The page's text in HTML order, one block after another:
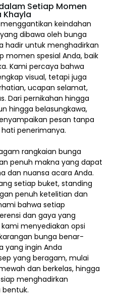
Setiap Momen
Khayla
keindahan
dibawa oleh bunga
hadir untuk menghadirkan
momen spesial Anda, baik
Kami percaya bahwa
visual, tetapi juga
ucapan selamat,
Dari pernikahan hingga
hingga belasungkawa,
pesan tanpa
penerimanya.
rangkaian bunga
penuh makna yang dapat
dan nuansa acara Anda.
setiap buket, standing
penuh ketelitian dan
bahwa setiap
dan gaya yang
menyediakan opsi
bunga benar-
yang ingin Anda
yang beragam, mulai
dan berkelas, hingga
menghadirkan